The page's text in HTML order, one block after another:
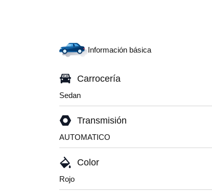
Información básica
Carrocería
Sedan
Transmisión
AUTOMATICO
Color
Rojo